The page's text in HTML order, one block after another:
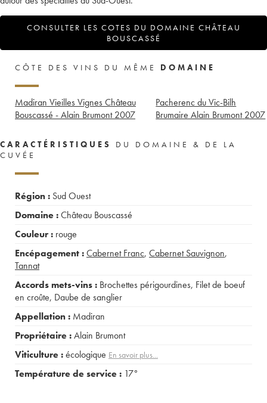
CONSULTER LES COTES DU DOMAINE CHÂTEAU
BOUSCASSÉ
CÔTE DES VINS DU MÊME DOMAINE
Madiran Vieilles Vignes Château
Bouscassé - Alain Brumont 2007
Pacherenc du Vic-Bilh
Brumaire Alain Brumont 2007
CARACTÉRISTIQUES
DU DOMAINE & DE LA
CUVÉE
Région : Sud Ouest
Domaine :Château Bouscassé
Couleur : rouge
Encépagement :Cabernet Franc, Cabernet Sauvignon,
Tannat
Accords mets-vins : Brochettes périgourdines, Filet de boeuf
en croûte, Daube de sanglier
Appellation : Madiran
Propriétaire :Alain Brumont
Viticulture :écologique En savoir plus...
Température de service : 17°